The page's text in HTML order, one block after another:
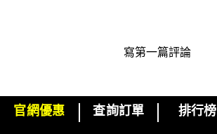
寫第一篇評論
下單即可挑選精美小贈品！
官網優惠 查詢訂單 排行榜